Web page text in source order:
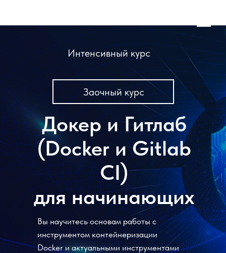
Интенсивный курс
Докер и Гитлаб
(Docker и Gitlab
CI)
для начинающих
Заочный курс
Вы научитесь основам работы с
инструментом контейнеризации
Docker и актуальными инструментами